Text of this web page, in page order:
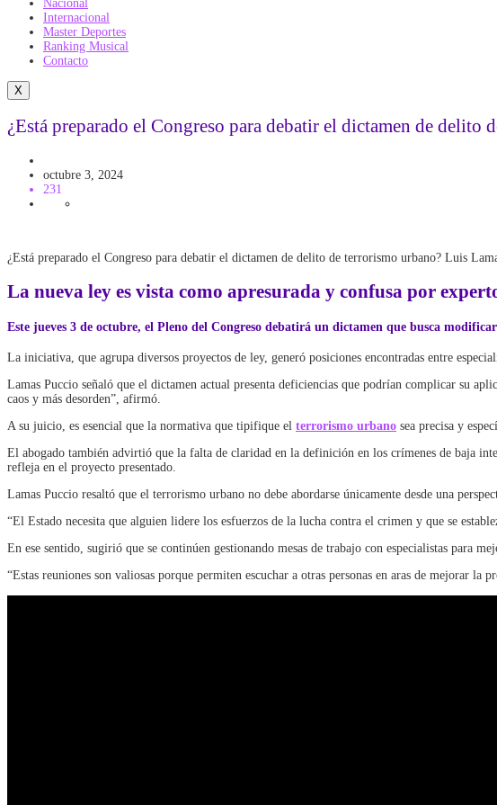
Nacional
Internacional
Master Deportes
Ranking Musical
Contacto
X
¿Está preparado el Congreso para debatir el dictamen de
octubre 3, 2024
231
¿Está preparado el Congreso para debatir el dictamen de delito de terrorismo urbano? Luis
La nueva ley es vista como apresurada y confusa por
Este jueves 3 de octubre, el Pleno del Congreso debatirá un dictamen que busca
La iniciativa, que agrupa diversos proyectos de ley, generó posiciones encontradas entre
Lamas Puccio señaló que el dictamen actual presenta deficiencias que podrían complicar su
caos y más desorden”, afirmó.
A su juicio, es esencial que la normativa que tipifique el terrorismo urbano sea precisa y
El abogado también advirtió que la falta de claridad en la definición en los crímenes de baja
refleja en el proyecto presentado.
Lamas Puccio resaltó que el terrorismo urbano no debe abordarse únicamente desde una
“El Estado necesita que alguien lidere los esfuerzos de la lucha contra el crimen y que se
En ese sentido, sugirió que se continúen gestionando mesas de trabajo con especialistas para
“Estas reuniones son valiosas porque permiten escuchar a otras personas en aras de mejorar la